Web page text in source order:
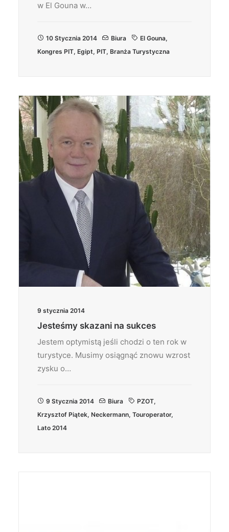
w El Gouna w…
10 Stycznia 2014 Biura El Gouna,
Kongres PIT, Egipt, PIT, Branża Turystyczna
9 stycznia 2014
Jesteśmy skazani na sukces
Jestem optymistą jeśli chodzi o ten rok w
turystyce. Musimy osiągnąć znowu wzrost
zysku o…
9 Stycznia 2014 Biura PZOT,
Krzysztof Piątek, Neckermann, Touroperator,
Lato 2014